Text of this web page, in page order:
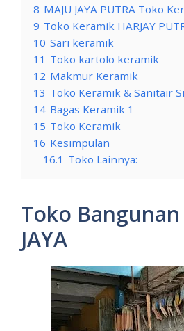
8 MAJU JAYA PUTRA Toko
9 Toko Keramik HARJAY
10 Sari keramik
11 Toko kartolo keramik
12 Makmur Keramik
13 Toko Keramik & Sanitair
14 Bagas Keramik 1
15 Toko Keramik
16 Kesimpulan
16.1 Toko Lainnya:
Toko Bangunan
JAYA